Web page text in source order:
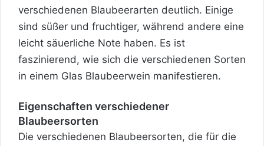
verschiedenen Blaubeerarten deutlich. Einige
sind süßer und fruchtiger, während andere eine
leicht säuerliche Note haben. Es ist
faszinierend, wie sich die verschiedenen Sorten
in einem Glas Blaubeerwein manifestieren.
Eigenschaften verschiedener
Blaubeersorten
Die verschiedenen Blaubeersorten, die für die